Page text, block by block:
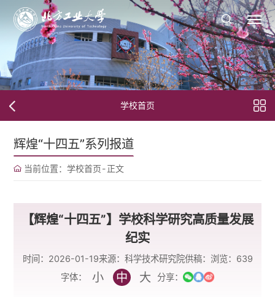
学校首页
辉煌“十四五”系列报道
当前位置： 学校首页-正文
【辉煌“十四五”】学校科学研究高质量发展
纪实
时间：2026-01-19来源：科学技术研究院供稿： 浏览： 639
字体：
小 中 大 分享：